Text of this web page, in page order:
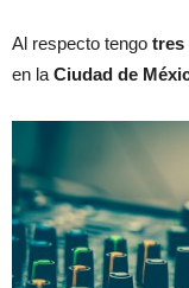
Al respecto tengo tres
en la Ciudad de